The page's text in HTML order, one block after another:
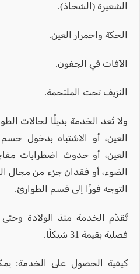
الشعيرة (الشحاذ).
الحكة واحمرار العين.
الآفات في الجفون.
النزيف تحت الملتحمة.
ولا تُعد الخدمة بديلًا لحالات
العين، أو الاشتباه بدخول
العين، أو حدوث اضطرابات
الضوء، أو فقدان جزء من مجال
التوجه فورًا إلى قسم الطوارئ.
فصلية بقيمة 31 شيكلًا.
كيفية الحصول على الخدمة: